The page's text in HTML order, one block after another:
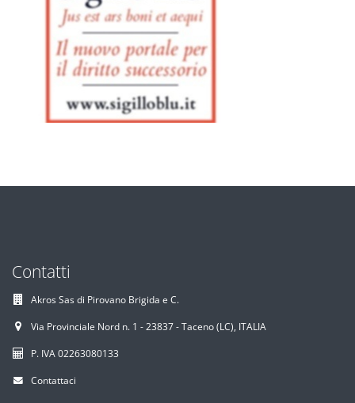
Contatti
Akros Sas di Pirovano Brigida e C.
Via Provinciale Nord n. 1 - 23837 - Taceno (LC), ITALIA
P. IVA 02263080133
Contattaci